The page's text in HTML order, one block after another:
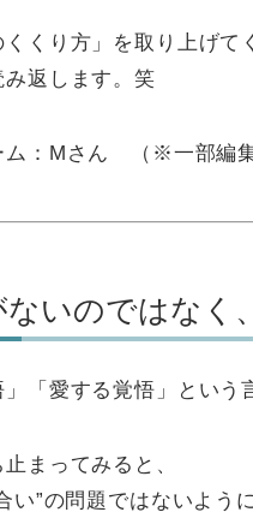
くり方」を取り上げて
み返します。笑
ム：Mさん （※一部編集
ないのではなく
」「愛する覚悟」という
まってみると、
い”の問題ではないよう